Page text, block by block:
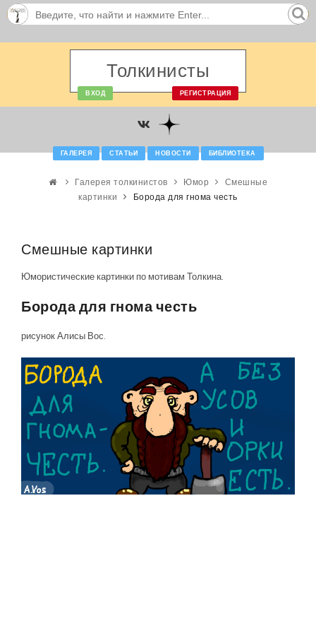
Толкинисты
ВХОД РЕГИСТРАЦИЯ
ГАЛЕРЕЯ СТАТЬИ НОВОСТИ БИБЛИОТЕКА
Галерея толкинистов Юмор
Смешные
картинки
Борода для гнома честь
Смешные картинки
Юмористические картинки по мотивам Толкина.
Борода для гнома честь
рисунок Алисы Вос.